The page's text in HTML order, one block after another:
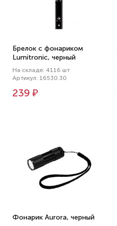
Брелок с фонариком
Lumitronic, черный
На складе: 4116 шт
Артикул: 16530.30
239 ₽
Фонарик Aurora, черный